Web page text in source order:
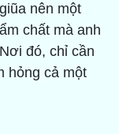
nên một
chất mà anh
đó, chỉ cần
hỏng cả một